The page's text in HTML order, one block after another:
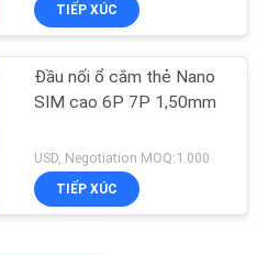
SIM
TIẾP XÚC
Đầu nối ổ cắm thẻ Nano
SIM cao 6P 7P 1,50mm
USD, Negotiation MOQ:1.000
TIẾP XÚC